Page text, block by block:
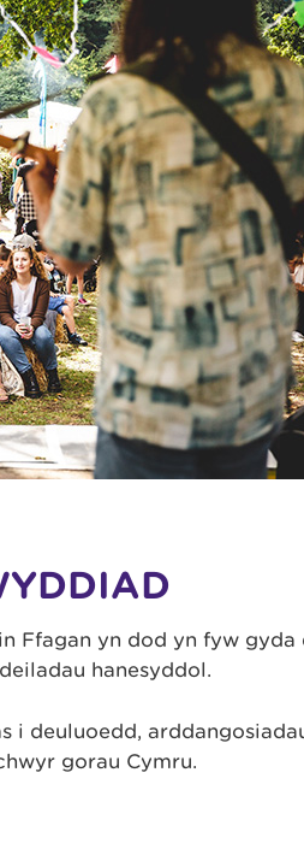
Ffagan yn dod yn fyw gyda
hanesyddol.
i deuluoedd,
gorau Cymru.